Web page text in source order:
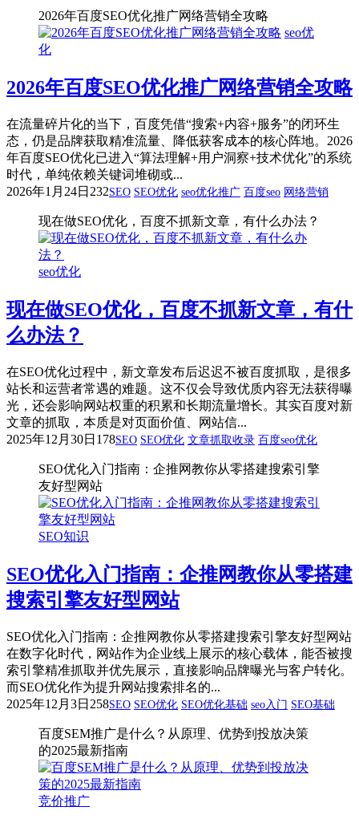
2026年百度SEO优化推广网络营销全攻略
seo优
化
2026年百度SEO优化推广网络营销全攻略
在流量碎片化的当下，百度凭借“搜索+内容+服务”的闭环生
态，仍是品牌获取精准流量、降低获客成本的核心阵地。2026
年百度SEO优化已进入“算法理解+用户洞察+技术优化”的系统
时代，单纯依赖关键词堆砌或...
2026年1月24日 232SEO SEO优化 seo优化推广 百度seo 网络营销
现在做SEO优化，百度不抓新文章，有什么办法？
seo优化
现在做SEO优化，百度不抓新文章，有什
么办法？
在SEO优化过程中，新文章发布后迟迟不被百度抓取，是很多
站长和运营者常遇的难题。这不仅会导致优质内容无法获得曝
光，还会影响网站权重的积累和长期流量增长。其实百度对新
文章的抓取，本质是对页面价值、网站信...
2025年12月30日 178SEO SEO优化 文章抓取收录 百度seo优化
SEO优化入门指南：企推网教你从零搭建搜索引擎
友好型网站
SEO知识
SEO优化入门指南：企推网教你从零搭建
搜索引擎友好型网站
SEO优化入门指南：企推网教你从零搭建搜索引擎友好型网站
在数字化时代，网站作为企业线上展示的核心载体，能否被搜
索引擎精准抓取并优先展示，直接影响品牌曝光与客户转化。
而SEO优化作为提升网站搜索排名的...
2025年12月3日 258SEO SEO优化 SEO优化基础 seo入门 SEO基础
百度SEM推广是什么？从原理、优势到投放决策
的2025最新指南
竞价推广